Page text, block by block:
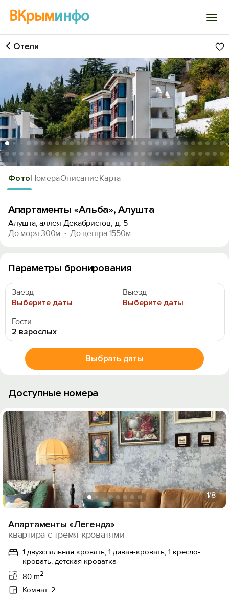
ВКрыминфо
Войти
Избранное
История просмотра
Добавить свой объект
ФотоНомераОписаниеКарта
Отели
1 /71
Апартаменты «Альба», Алушта
Алушта, аллея Декабристов, д. 5
До моря 300м
До центра 1550м
Параметры бронирования
Заезд
Выберите даты
Выезд
Выберите даты
Гости
2 взрослых
Выбрать даты
Доступные номера
1/8
Апартаменты «Легенда»
квартира с тремя кроватями
1 двухспальная кровать, 1 диван-кровать, 1 кресло-
кровать, детская кроватка
80 m2
Комнат: 2